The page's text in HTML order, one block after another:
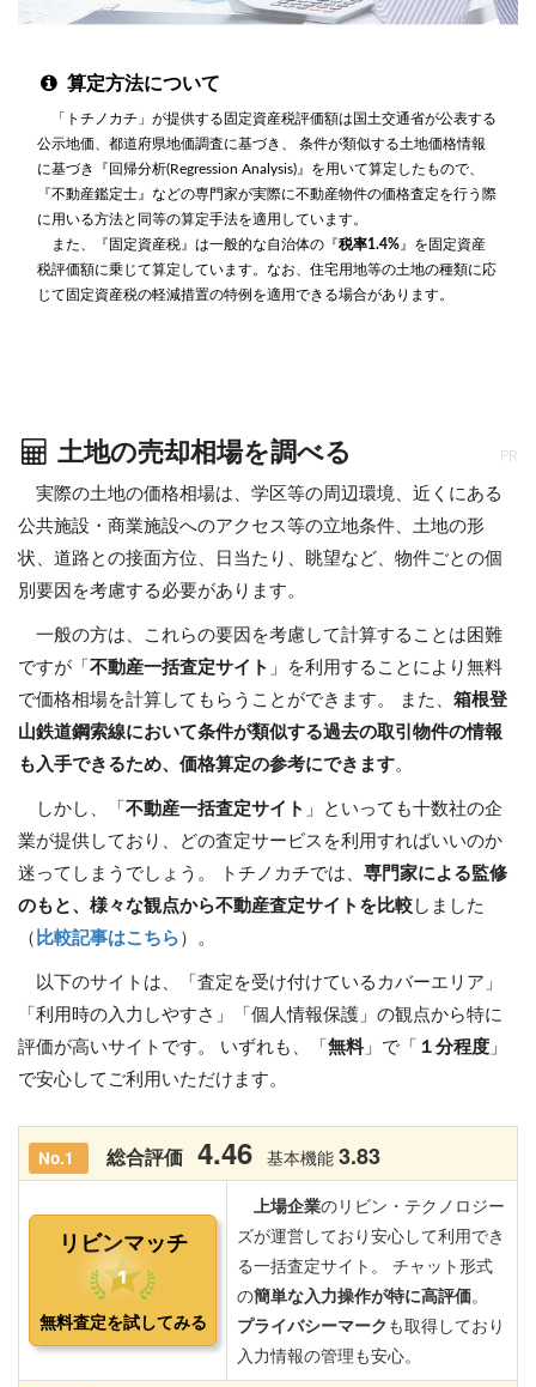
算定方法について
「トチノカチ」が提供する固定資産税評価額は国土交通省が公表する
公示地価、都道府県地価調査に基づき、 条件が類似する土地価格情報
に基づき『回帰分析(Regression Analysis)』を用いて算定したもので、
『不動産鑑定士』などの専門家が実際に不動産物件の価格査定を行う際
に用いる方法と同等の算定手法を適用しています。
また、『固定資産税』は一般的な自治体の『税率1.4% 』を固定資産
税評価額に乗じて算定しています。なお、住宅用地等の土地の種類に応
じて固定資産税の軽減措置の特例を適用できる場合があります。
土地の売却相場を調べる PR
実際の土地の価格相場は、学区等の周辺環境、近くにある
公共施設・商業施設へのアクセス等の立地条件、土地の形
状、道路との接面方位、日当たり、眺望など、物件ごとの個
別要因を考慮する必要があります。
一般の方は、これらの要因を考慮して計算することは困難
ですが「 不動産一括査定サイト 」を利用することにより無料
で価格相場を計算してもらうことができます。 また、 箱根登
山鉄道鋼索線において条件が類似する過去の取引物件の情報
も入手できるため、価格算定の参考にできます。
しかし、「 不動産一括査定サイト 」といっても十数社の企
業が提供しており、どの査定サービスを利用すればいいのか
迷ってしまうでしょう。 トチノカチでは、 専門家による監修
のもと、様々な観点から不動産査定サイトを比較 しました
（ 比較記事はこちら ）。
以下のサイトは、「査定を受け付けているカバーエリア」
「利用時の入力しやすさ」「個人情報保護」の観点から特に
評価が高いサイトです。 いずれも、「 無料」で「 １分程度 」
で安心してご利用いただけます。